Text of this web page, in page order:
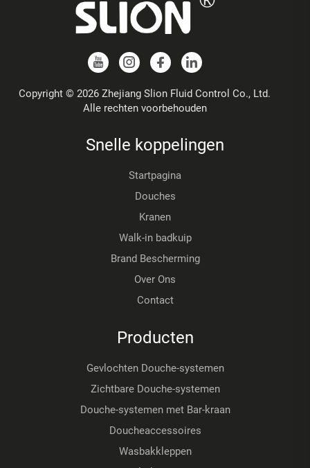
Copyright © 2026 Zhejiang Slion Fluid Control Co., Ltd.
Alle rechten voorbehouden
Snelle koppelingen
Startpagina
Douches
Kranen
Walk-in badkuip
Brand Bescherming
Over Ons
Contact
Producten
Gevlochten Douche-systemen
Zichtbare Douche-systemen
Douche-systemen met Bar-kraan
Doucheaccessoires
Wasbakkleppen